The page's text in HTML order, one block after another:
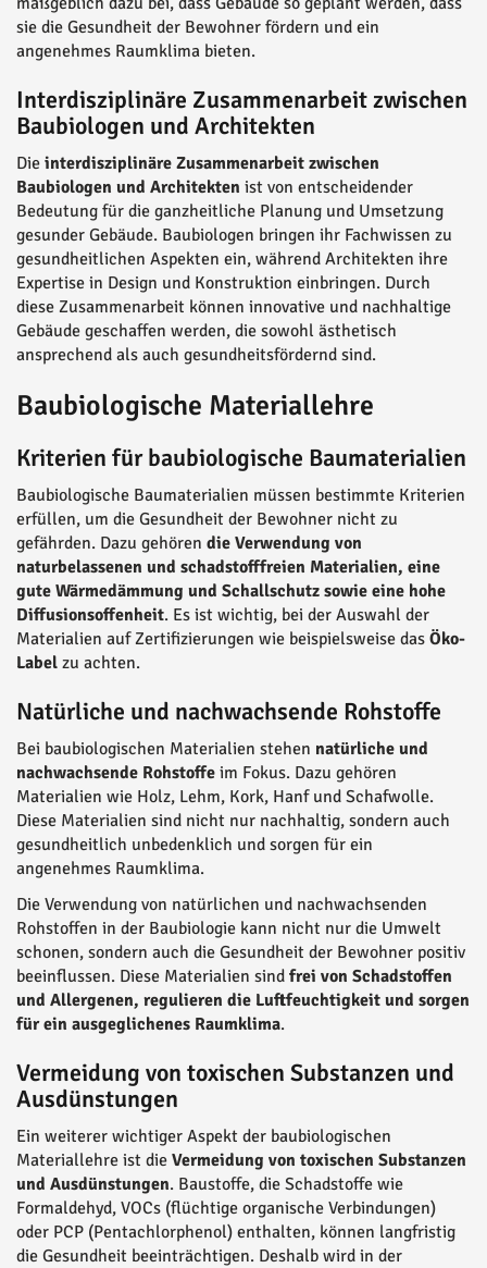
sie die Gesundheit der Bewohner fördern und ein
angenehmes Raumklima bieten.
Interdisziplinäre Zusammenarbeit zwischen
Baubiologen und Architekten
Die interdisziplinäre Zusammenarbeit zwischen
Baubiologen und Architekten ist von entscheidender
Bedeutung für die ganzheitliche Planung und Umsetzung
gesunder Gebäude. Baubiologen bringen ihr Fachwissen zu
gesundheitlichen Aspekten ein, während Architekten ihre
Expertise in Design und Konstruktion einbringen. Durch
diese Zusammenarbeit können innovative und nachhaltige
Gebäude geschaffen werden, die sowohl ästhetisch
ansprechend als auch gesundheitsfördernd sind.
Baubiologische Materiallehre
Kriterien für baubiologische Baumaterialien
Baubiologische Baumaterialien müssen bestimmte Kriterien
erfüllen, um die Gesundheit der Bewohner nicht zu
gefährden. Dazu gehören die Verwendung von
naturbelassenen und schadstofffreien Materialien, eine
gute Wärmedämmung und Schallschutz sowie eine hohe
Diffusionsoffenheit. Es ist wichtig, bei der Auswahl der
Materialien auf Zertifizierungen wie beispielsweise das Öko-
Label zu achten.
Natürliche und nachwachsende Rohstoffe
Bei baubiologischen Materialien stehen natürliche und
nachwachsende Rohstoffe im Fokus. Dazu gehören
Materialien wie Holz, Lehm, Kork, Hanf und Schafwolle.
Diese Materialien sind nicht nur nachhaltig, sondern auch
gesundheitlich unbedenklich und sorgen für ein
angenehmes Raumklima.
Die Verwendung von natürlichen und nachwachsenden
Rohstoffen in der Baubiologie kann nicht nur die Umwelt
schonen, sondern auch die Gesundheit der Bewohner positiv
beeinflussen. Diese Materialien sind frei von Schadstoffen
und Allergenen, regulieren die Luftfeuchtigkeit und sorgen
für ein ausgeglichenes Raumklima.
Vermeidung von toxischen Substanzen und
Ausdünstungen
Ein weiterer wichtiger Aspekt der baubiologischen
Materiallehre ist die Vermeidung von toxischen Substanzen
und Ausdünstungen. Baustoffe, die Schadstoffe wie
Formaldehyd, VOCs (flüchtige organische Verbindungen)
oder PCP (Pentachlorphenol) enthalten, können langfristig
die Gesundheit beeinträchtigen. Deshalb wird in der